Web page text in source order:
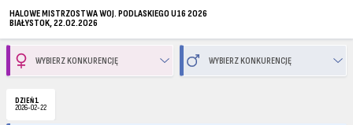
HALOWE MISTRZOSTWA WOJ. PODLASKIEGO U16 2026
BIAŁYSTOK, 22.02.2026
DZIEŃ 1
2026-02-22